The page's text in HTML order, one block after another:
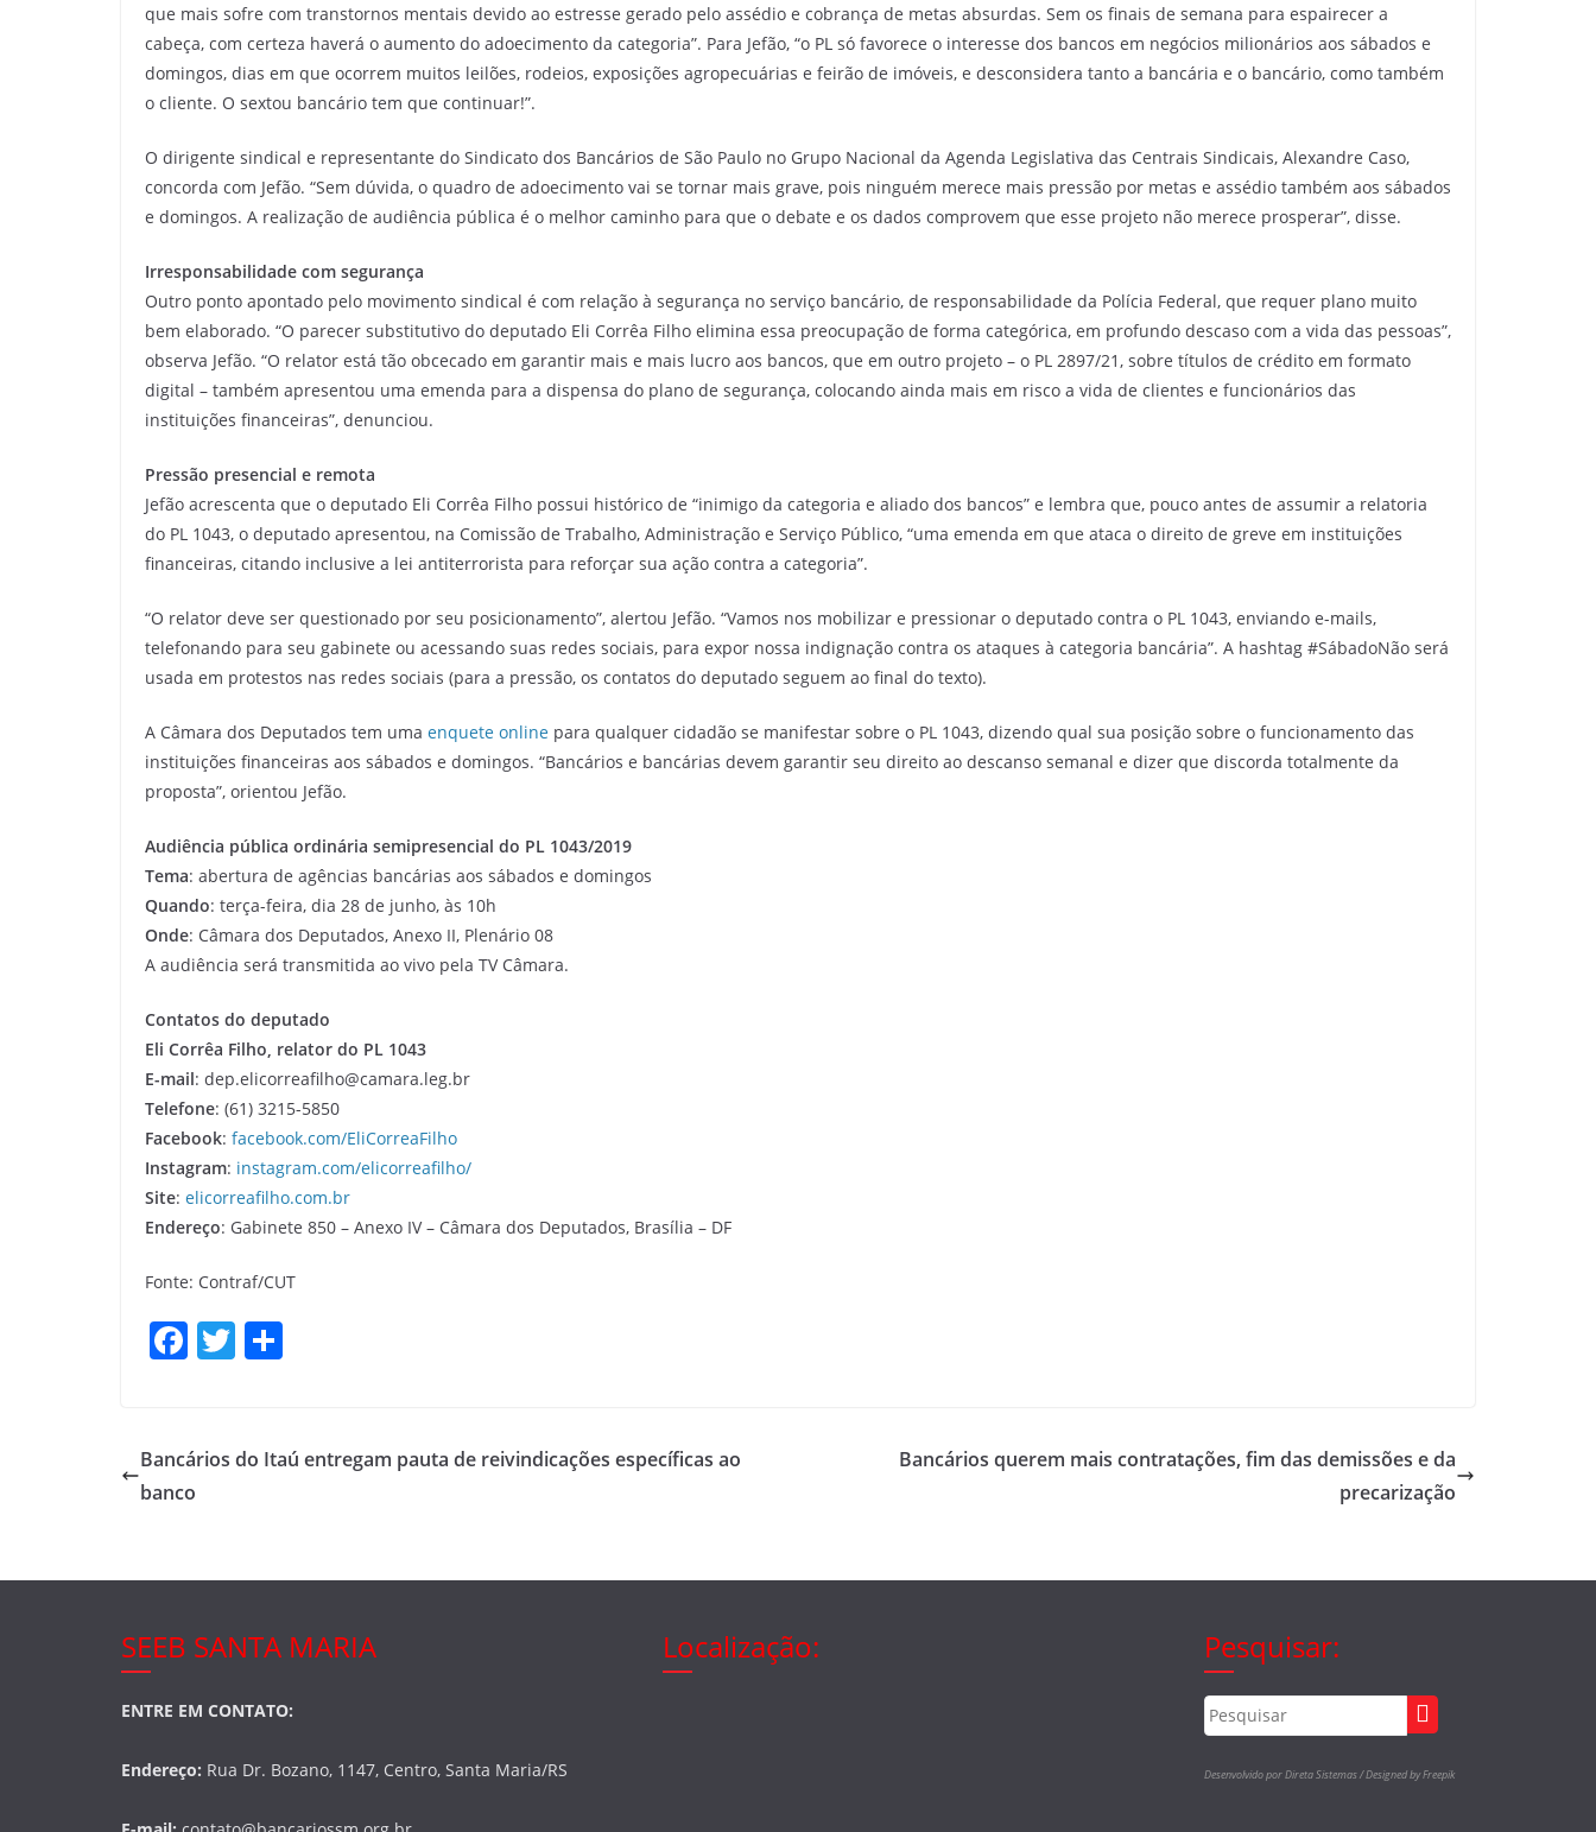
que mais sofre com transtornos mentais devido ao estresse gerado pelo assédio e cobrança de metas absurdas. Sem os finais de semana para espairecer a
cabeça, com certeza haverá o aumento do adoecimento da categoria”. Para Jefão, “o PL só favorece o interesse dos bancos em negócios milionários aos sábados e
domingos, dias em que ocorrem muitos leilões, rodeios, exposições agropecuárias e feirão de imóveis, e desconsidera tanto a bancária e o bancário, como também
o cliente. O sextou bancário tem que continuar!”.
O dirigente sindical e representante do Sindicato dos Bancários de São Paulo no Grupo Nacional da Agenda Legislativa das Centrais Sindicais, Alexandre Caso,
concorda com Jefão. “Sem dúvida, o quadro de adoecimento vai se tornar mais grave, pois ninguém merece mais pressão por metas e assédio também aos sábados
e domingos. A realização de audiência pública é o melhor caminho para que o debate e os dados comprovem que esse projeto não merece prosperar”, disse.
Irresponsabilidade com segurança
Outro ponto apontado pelo movimento sindical é com relação à segurança no serviço bancário, de responsabilidade da Polícia Federal, que requer plano muito
bem elaborado. “O parecer substitutivo do deputado Eli Corrêa Filho elimina essa preocupação de forma categórica, em profundo descaso com a vida das pessoas”,
observa Jefão. “O relator está tão obcecado em garantir mais e mais lucro aos bancos, que em outro projeto – o PL 2897/21, sobre títulos de crédito em formato
digital – também apresentou uma emenda para a dispensa do plano de segurança, colocando ainda mais em risco a vida de clientes e funcionários das
instituições financeiras”, denunciou.
Pressão presencial e remota
Jefão acrescenta que o deputado Eli Corrêa Filho possui histórico de “inimigo da categoria e aliado dos bancos” e lembra que, pouco antes de assumir a relatoria
do PL 1043, o deputado apresentou, na Comissão de Trabalho, Administração e Serviço Público, “uma emenda em que ataca o direito de greve em instituições
financeiras, citando inclusive a lei antiterrorista para reforçar sua ação contra a categoria”.
“O relator deve ser questionado por seu posicionamento”, alertou Jefão. “Vamos nos mobilizar e pressionar o deputado contra o PL 1043, enviando e-mails,
telefonando para seu gabinete ou acessando suas redes sociais, para expor nossa indignação contra os ataques à categoria bancária”. A hashtag #SábadoNão será
usada em protestos nas redes sociais (para a pressão, os contatos do deputado seguem ao final do texto).
A Câmara dos Deputados tem uma enquete online para qualquer cidadão se manifestar sobre o PL 1043, dizendo qual sua posição sobre o funcionamento das
instituições financeiras aos sábados e domingos. “Bancários e bancárias devem garantir seu direito ao descanso semanal e dizer que discorda totalmente da
proposta”, orientou Jefão.
Audiência pública ordinária semipresencial do PL 1043/2019
Tema: abertura de agências bancárias aos sábados e domingos
Quando: terça-feira, dia 28 de junho, às 10h
Onde: Câmara dos Deputados, Anexo II, Plenário 08
A audiência será transmitida ao vivo pela TV Câmara.
Contatos do deputado
Eli Corrêa Filho, relator do PL 1043
E-mail: dep.elicorreafilho@camara.leg.br
Telefone: (61) 3215-5850
Facebook: facebook.com/EliCorreaFilho
Instagram: instagram.com/elicorreafilho/
Site: elicorreafilho.com.br
Endereço: Gabinete 850 – Anexo IV – Câmara dos Deputados, Brasília – DF
Fonte: Contraf/CUT
F
e
b
o
T
er e
Bancários do Itaú entregam pauta de reivindicações específicas ao
banco
Bancários querem mais contratações, fim das demissões e da
precarização
SEEB SANTA MARIA
ENTRE EM CONTATO:
Endereço: Rua Dr. Bozano, 1147, Centro, Santa Maria/RS
Localização: Pesquisar:
Desenvolvido por Direta Sistemas /Designed by Freepik